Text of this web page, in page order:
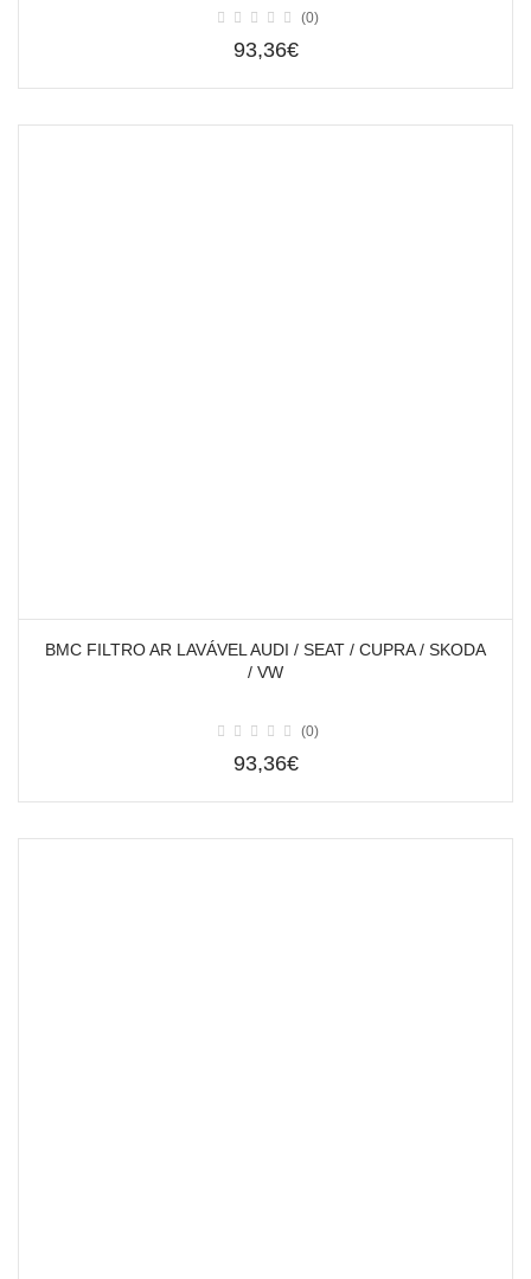
(0)
93,36€
BMC FILTRO AR LAVÁVEL AUDI / SEAT / CUPRA / SKODA
/ VW
(0)
93,36€